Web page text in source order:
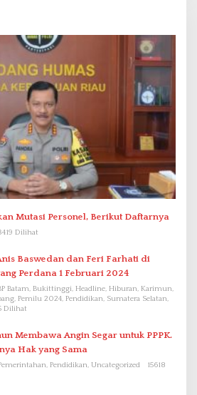
Mutasi Personel, Berikut Daftarnya
Dilihat
Baswedan dan Feri Farhati di
Perdana 1 Februari 2024
Batam, Bukittinggi, Headline, Hiburan, Karimun,
Pemilu 2024, Pendidikan, Sumatera Selatan,
Dilihat
Membawa Angin Segar untuk PPPK.
Hak yang Sama
Pendidikan, Uncategorized
15618